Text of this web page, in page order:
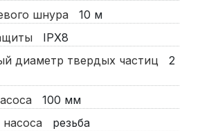
шнура
10 м
IPX8
диаметр твердых частиц
2
100 мм
резьба